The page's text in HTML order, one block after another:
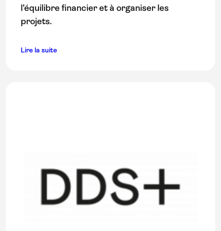
l'équilibre financier et à organiser les
projets.
Lire la suite